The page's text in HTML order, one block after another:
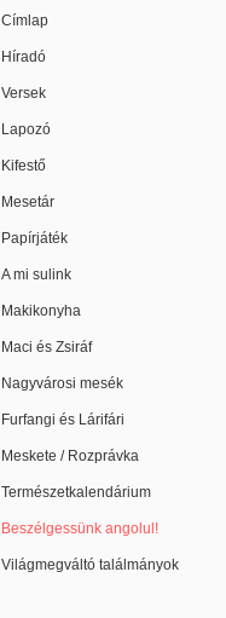
Címlap
Híradó
Versek
Lapozó
Kifestő
Mesetár
Papírjáték
A mi sulink
Makikonyha
Maci és Zsiráf
Nagyvárosi mesék
Furfangi és Lárifári
Meskete / Rozprávka
Természetkalendárium
Beszélgessünk angolul!
Világmegváltó találmányok